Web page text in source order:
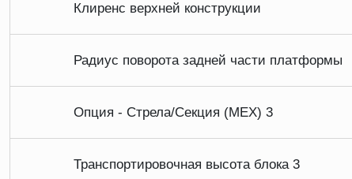
Клиренс верхней конструкции
Радиус поворота задней части платформы
Опция - Стрела/Секция (МЕХ) 3
Транспортировочная высота блока 3